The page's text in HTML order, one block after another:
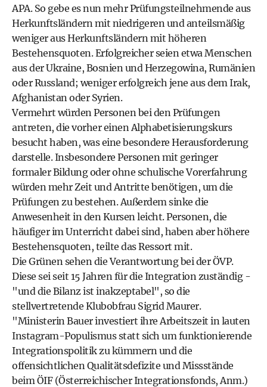
APA. So gebe es nun mehr Prüfungsteilnehmende aus
Herkunftsländern mit niedrigeren und anteilsmäßig
weniger aus Herkunftsländern mit höheren
Bestehensquoten. Erfolgreicher seien etwa Menschen
aus der Ukraine, Bosnien und Herzegowina, Rumänien
oder Russland; weniger erfolgreich jene aus dem Irak,
Afghanistan oder Syrien.
Vermehrt würden Personen bei den Prüfungen
antreten, die vorher einen Alphabetisierungskurs
besucht haben, was eine besondere Herausforderung
darstelle. Insbesondere Personen mit geringer
formaler Bildung oder ohne schulische Vorerfahrung
würden mehr Zeit und Antritte benötigen, um die
Prüfungen zu bestehen. Außerdem sinke die
Anwesenheit in den Kursen leicht. Personen, die
häufiger im Unterricht dabei sind, haben aber höhere
Bestehensquoten, teilte das Ressort mit.
Die Grünen sehen die Verantwortung bei der ÖVP.
Diese sei seit 15 Jahren für die Integration zuständig -
"und die Bilanz ist inakzeptabel", so die
stellvertretende Klubobfrau Sigrid Maurer.
"Ministerin Bauer investiert ihre Arbeitszeit in lauten
Instagram-Populismus statt sich um funktionierende
Integrationspolitik zu kümmern und die
offensichtlichen Qualitätsdefizite und Missstände
beim ÖIF (Österreichischer Integrationsfonds, Anm.)